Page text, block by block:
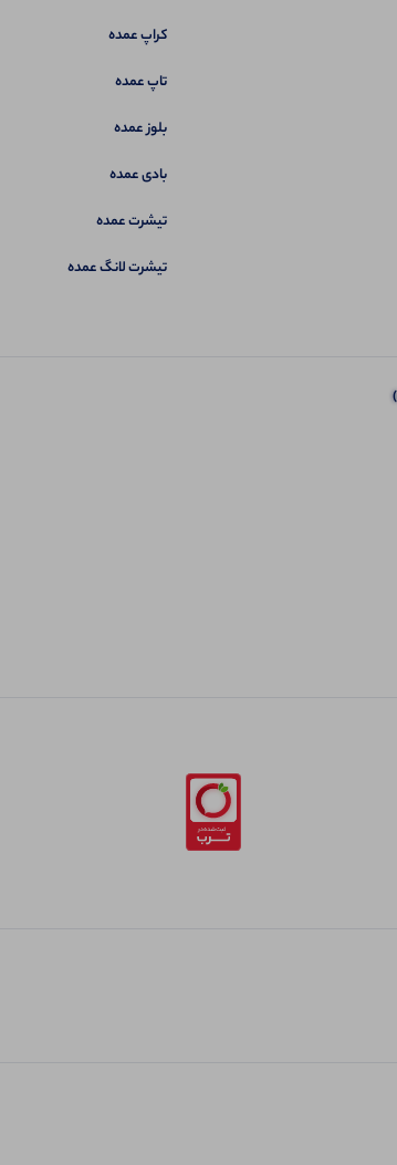
کراپ عمده
تاپ عمده
بلوز عمده
بادی عمده
تیشرت عمده
تیشرت لانگ عمده